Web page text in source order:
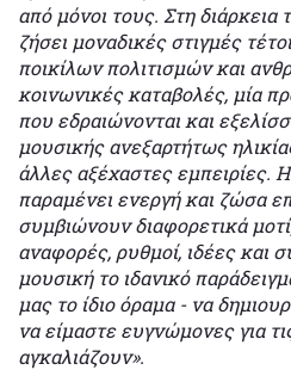
από μόνοι τους. Στη
ζήσει μοναδικές στιγμές
ποικίλων πολιτισμών και
κοινωνικές καταβολές, μία
που εδραιώνονται και
μουσικής ανεξαρτήτως
άλλες αξέχαστες εμπειρίες.
παραμένει ενεργή και ζώσα
συμβιώνουν διαφορετικά
αναφορές, ρυθμοί, ιδέες και
μουσική το ιδανικό
μας το ίδιο όραμα - να
να είμαστε ευγνώμονες για
αγκαλιάζουν».